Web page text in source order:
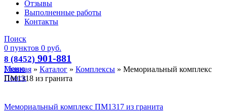
Отзывы
Выполненные работы
Контакты
Поиск
0 пунктов 0 руб.
8 (8452) 901-881
Меню
Поиск
Главная » Каталог » Комплексы » Мемориальный комплекс
ПМ1318 из гранита
Мемориальный комплекс ПМ1317 из гранита